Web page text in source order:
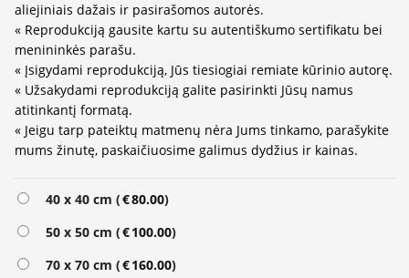
aliejiniais dažais ir pasirašomos autorės.
« Reprodukciją gausite kartu su autentiškumo sertifikatu bei
menininkės parašu.
« Įsigydami reprodukciją, Jūs tiesiogiai remiate kūrinio autorę.
« Užsakydami reprodukciją galite pasirinkti Jūsų namus
atitinkantį formatą.
« Jeigu tarp pateiktų matmenų nėra Jums tinkamo, parašykite
mums žinutę, paskaičiuosime galimus dydžius ir kainas.
40 x 40 cm (€80.00)
50 x 50 cm (€100.00)
70 x 70 cm (€160.00)